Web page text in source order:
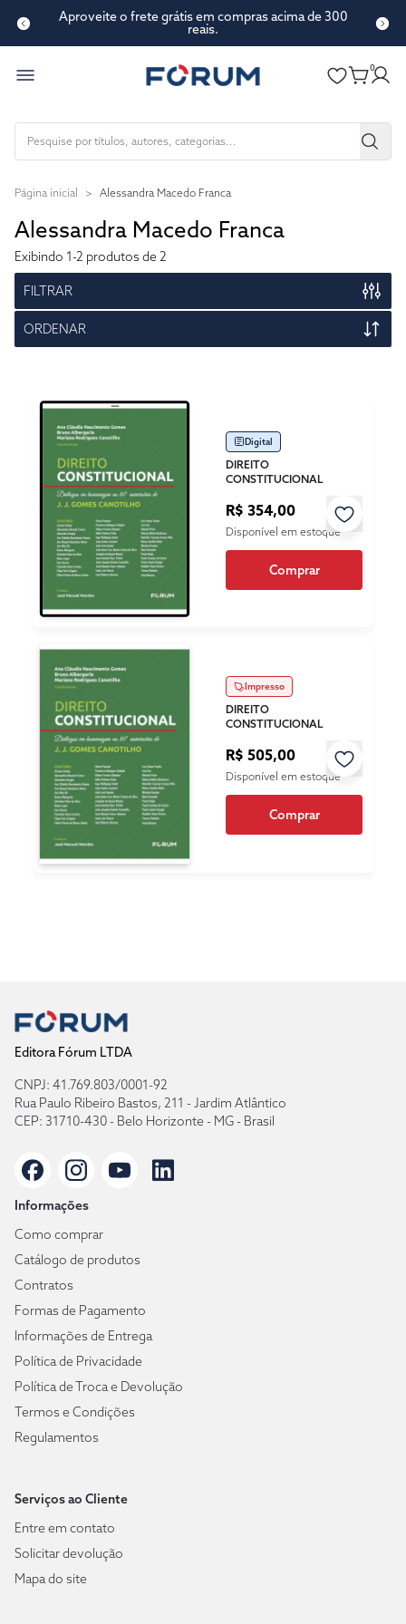
Aproveite o frete grátis em compras acima de 300
reais.
0
Página inicial > Alessandra Macedo Franca
Alessandra Macedo Franca
Exibindo 1-2 produtos de 2
FILTRAR
ORDENAR
Digital
DIREITO
CONSTITUCIONAL
R$ 354,00
Disponível em estoque
Comprar
Impresso
DIREITO
CONSTITUCIONAL
R$ 505,00
Disponível em estoque
Comprar
Editora Fórum LTDA
CNPJ: 41.769.803/0001-92
Rua Paulo Ribeiro Bastos, 211 - Jardim Atlântico
CEP: 31710-430 - Belo Horizonte - MG - Brasil
Informações
Como comprar
Catálogo de produtos
Contratos
Formas de Pagamento
Informações de Entrega
Política de Privacidade
Política de Troca e Devolução
Termos e Condições
Regulamentos
Serviços ao Cliente
Entre em contato
Solicitar devolução
Mapa do site